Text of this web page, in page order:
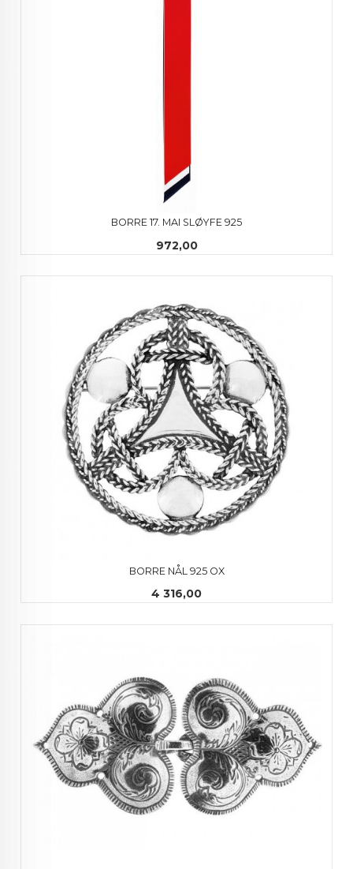
BORRE 17. MAI SLØYFE 925
Pris
972,00
BORRE NÅL 925 OX
Pris
4 316,00